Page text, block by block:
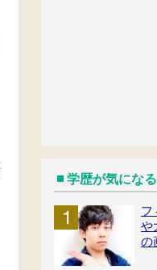
学歴が気にな
フ
や
の